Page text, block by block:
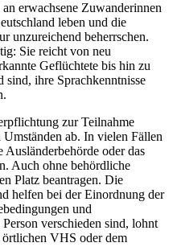
erwachsene Zuwanderinnen
leben und die
unzureichend beherrschen.
Sie reicht von neu
Geflüchtete bis hin zu
sind, ihre Sprachkenntnisse
zur Teilnahme
ab. In vielen Fällen
oder das
Auch ohne behördliche
Platz beantragen. Die
helfen bei der Einordnung der
und
verschieden sind, lohnt
örtlichen VHS oder dem